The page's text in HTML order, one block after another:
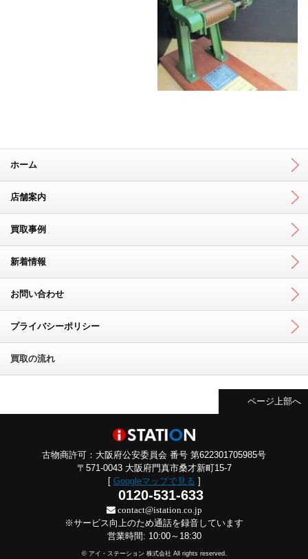
ホーム
店舗案内
買取事例
新着情報
お問い合わせ
プライバシーポリシー
買取の流れ
ページ上部へ
古物商許可：大阪府公安委員会 番号 第622301705985号
〒571-0043 大阪府門真市桑才新町15-7
[ Googleマップで見る ]
0120-531-633
contact@istation.co.jp
※サービス向上のため通話を録音しています
営業時間: 10:00～18:30
© アイ・ステーション 株式会社 All rights reserved.